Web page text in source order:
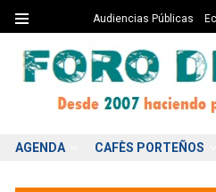
Audiencias Públicas
AGENDA CAFÈS PORTEÑOS